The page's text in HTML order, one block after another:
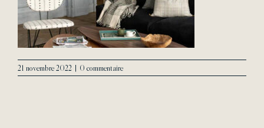
21 novembre 2022 | 0 commentaire